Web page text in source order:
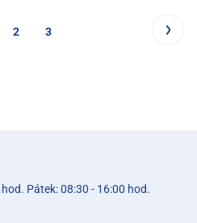
2 3
Pátek: 08:30 - 16:00 hod.